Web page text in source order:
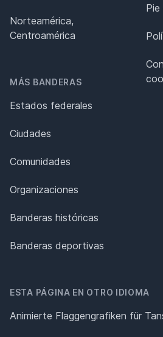
Norteamérica,
Centroamérica
MÁS BANDERAS
Estados federales
Ciudades
Comunidades
Organizaciones
Banderas históricas
Banderas deportivas
ESTA PÁGINA EN OTRO IDIOMA
Animierte Flaggengrafiken für